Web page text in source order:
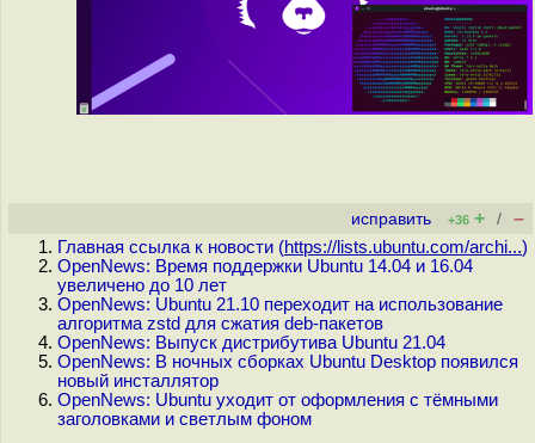
исправить +36 + / –
Главная ссылка к новости (https://lists.ubuntu.com/archi...)
OpenNews: Время поддержки Ubuntu 14.04 и 16.04
увеличено до 10 лет
OpenNews: Ubuntu 21.10 переходит на использование
алгоритма zstd для сжатия deb-пакетов
OpenNews: Выпуск дистрибутива Ubuntu 21.04
OpenNews: В ночных сборках Ubuntu Desktop появился
новый инсталлятор
OpenNews: Ubuntu уходит от оформления с тёмными
заголовками и светлым фоном